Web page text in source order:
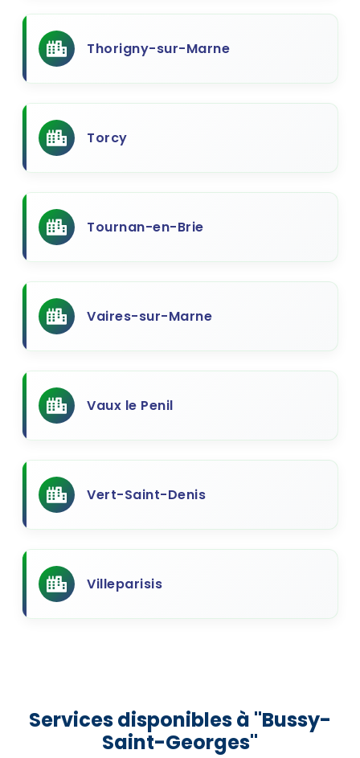
Thorigny-sur-Marne
Torcy
Tournan-en-Brie
Vaires-sur-Marne
Vaux le Penil
Vert-Saint-Denis
Villeparisis
Services disponibles à "Bussy-
Saint-Georges"